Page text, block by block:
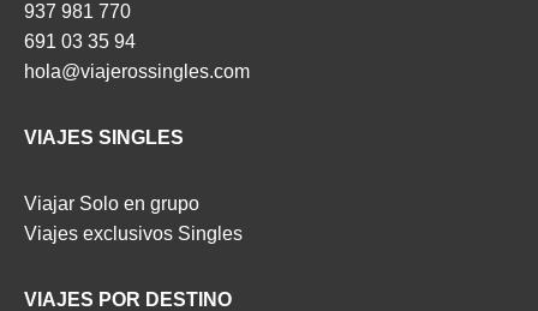
937 981 770
691 03 35 94
hola@viajerossingles.com
VIAJES SINGLES
Viajar Solo en grupo
Viajes exclusivos Singles
VIAJES POR DESTINO